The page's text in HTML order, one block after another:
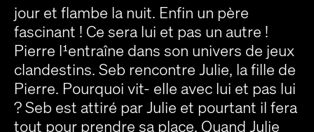
jour et flambe la nuit. Enfin un père
fascinant ! Ce sera lui et pas un autre !
Pierre l¹entraîne dans son univers de jeux
clandestins. Seb rencontre Julie, la fille de
Pierre. Pourquoi vit- elle avec lui et pas lui
? Seb est attiré par Julie et pourtant il fera
tout pour prendre sa place. Quand Julie